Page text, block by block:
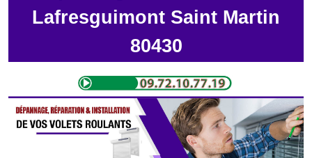
Lafresguimont Saint Martin
80430